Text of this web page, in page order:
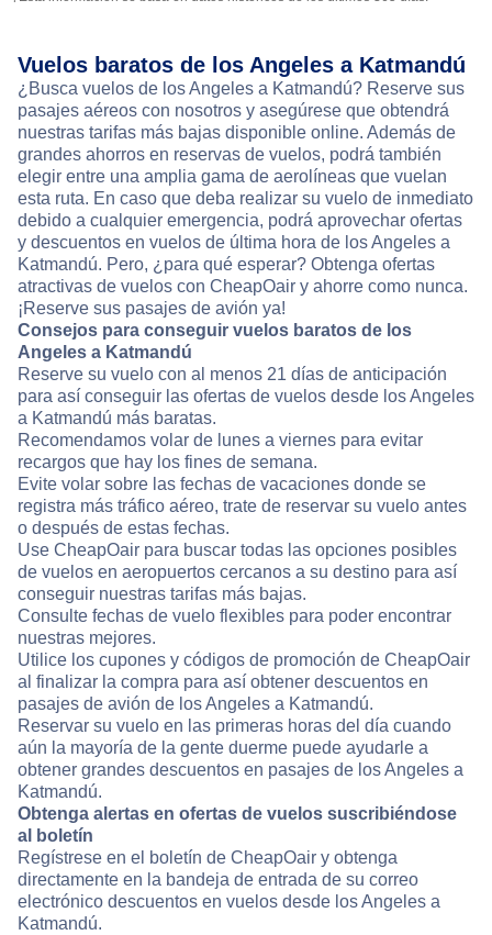
Vuelos baratos de los Angeles a Katmandú
¿Busca vuelos de los Angeles a Katmandú? Reserve sus
pasajes aéreos con nosotros y asegúrese que obtendrá
nuestras tarifas más bajas disponible online. Además de
grandes ahorros en reservas de vuelos, podrá también
elegir entre una amplia gama de aerolíneas que vuelan
esta ruta. En caso que deba realizar su vuelo de inmediato
debido a cualquier emergencia, podrá aprovechar ofertas
y descuentos en vuelos de última hora de los Angeles a
Katmandú. Pero, ¿para qué esperar? Obtenga ofertas
atractivas de vuelos con CheapOair y ahorre como nunca.
¡Reserve sus pasajes de avión ya!
Consejos para conseguir vuelos baratos de los
Angeles a Katmandú
Reserve su vuelo con al menos 21 días de anticipación
para así conseguir las ofertas de vuelos desde los Angeles
a Katmandú más baratas.
Recomendamos volar de lunes a viernes para evitar
recargos que hay los fines de semana.
Evite volar sobre las fechas de vacaciones donde se
registra más tráfico aéreo, trate de reservar su vuelo antes
o después de estas fechas.
Use CheapOair para buscar todas las opciones posibles
de vuelos en aeropuertos cercanos a su destino para así
conseguir nuestras tarifas más bajas.
Consulte fechas de vuelo flexibles para poder encontrar
nuestras mejores.
Utilice los cupones y códigos de promoción de CheapOair
al finalizar la compra para así obtener descuentos en
pasajes de avión de los Angeles a Katmandú.
Reservar su vuelo en las primeras horas del día cuando
aún la mayoría de la gente duerme puede ayudarle a
obtener grandes descuentos en pasajes de los Angeles a
Katmandú.
Obtenga alertas en ofertas de vuelos suscribiéndose
al boletín
Regístrese en el boletín de CheapOair y obtenga
directamente en la bandeja de entrada de su correo
electrónico descuentos en vuelos desde los Angeles a
Katmandú.